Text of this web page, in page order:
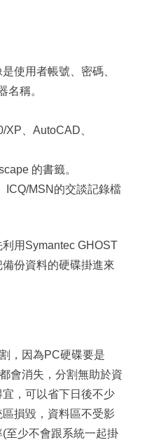
使用者帳號、密碼、
名稱。
XP、AutoCAD、
的書籤。
ICQ/MSN的交談記錄檔
用Symantec GHOST
份資料的硬碟掛進來
，因為PC硬碟要是
會消失，分割無助於資
，可以省下日後不少
損毀，資料區不受影
至少不會跟系統一起掛